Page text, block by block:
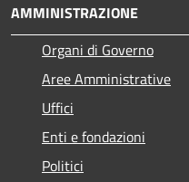
AMMINISTRAZIONE
Organi di Governo
Aree Amministrative
Uffici
Enti e fondazioni
Politici